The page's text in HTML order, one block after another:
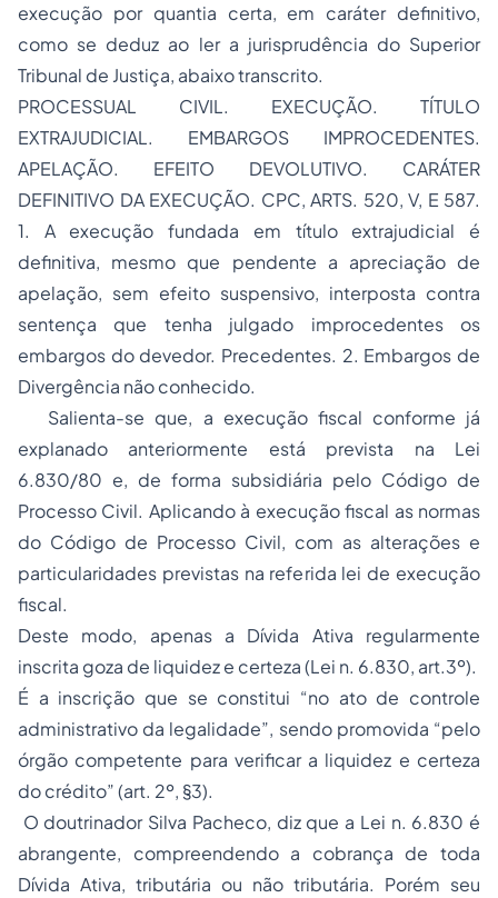
execução por quantia certa, em caráter definitivo,
como se deduz ao ler a jurisprudência do Superior
Tribunal de Justiça, abaixo transcrito.
PROCESSUAL CIVIL. EXECUÇÃO. TÍTULO
EXTRAJUDICIAL. EMBARGOS IMPROCEDENTES.
APELAÇÃO. EFEITO DEVOLUTIVO. CARÁTER
DEFINITIVO DA EXECUÇÃO. CPC, ARTS. 520, V, E 587.
1. A execução fundada em título extrajudicial é
definitiva, mesmo que pendente a apreciação de
apelação, sem efeito suspensivo, interposta contra
sentença que tenha julgado improcedentes os
embargos do devedor. Precedentes. 2. Embargos de
Divergência não conhecido.
Salienta-se que, a execução fiscal conforme já
explanado anteriormente está prevista na Lei
6.830/80 e, de forma subsidiária pelo Código de
Processo Civil. Aplicando à execução fiscal as normas
do Código de Processo Civil, com as alterações e
particularidades previstas na referida lei de execução
fiscal.
Deste modo, apenas a Dívida Ativa regularmente
inscrita goza de liquidez e certeza (Lei n. 6.830, art.3º).
É a inscrição que se constitui “no ato de controle
administrativo da legalidade”, sendo promovida “pelo
órgão competente para verificar a liquidez e certeza
do crédito” (art. 2º, §3).
O doutrinador Silva Pacheco, diz que a Lei n. 6.830 é
abrangente, compreendendo a cobrança de toda
Dívida Ativa, tributária ou não tributária. Porém seu